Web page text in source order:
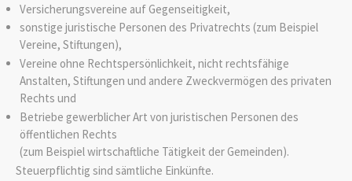
Versicherungsvereine auf Gegenseitigkeit,
sonstige juristische Personen des Privatrechts (zum Beispiel
Vereine, Stiftungen),
Vereine ohne Rechtspersönlichkeit, nicht rechtsfähige
Anstalten, Stiftungen und andere Zweckvermögen des privaten
Rechts und
Betriebe gewerblicher Art von juristischen Personen des
öffentlichen Rechts
(zum Beispiel wirtschaftliche Tätigkeit der Gemeinden).
Steuerpflichtig sind sämtliche Einkünfte.